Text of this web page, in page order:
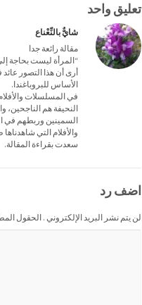
تعليق واحد
شايٌّ بالنِّعْناع
مقالة رائعة جدا
“المرأة ليست بحاجة
أرى أن هذا التصور
الأساس للبروباغندا.
في المسلسلات
النحيفة هم الناجحين،
السمينين وربطهم في
والأفلام التي
سعدت بقراءة المقالة.
اضف رد
لن يتم نشر البريد الإلكتروني . الحقول